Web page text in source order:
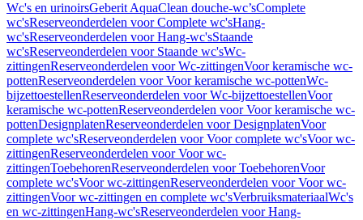
Wc's en urinoirsGeberit AquaClean douche-wc’sComplete
wc'sReserveonderdelen voor Complete wc'sHang-
wc'sReserveonderdelen voor Hang-wc'sStaande
wc'sReserveonderdelen voor Staande wc'sWc-
zittingenReserveonderdelen voor Wc-zittingenVoor keramische wc-
pottenReserveonderdelen voor Voor keramische wc-pottenWc-
bijzettoestellenReserveonderdelen voor Wc-bijzettoestellenVoor
keramische wc-pottenReserveonderdelen voor Voor keramische wc-
pottenDesignplatenReserveonderdelen voor DesignplatenVoor
complete wc'sReserveonderdelen voor Voor complete wc'sVoor wc-
zittingenReserveonderdelen voor Voor wc-
zittingenToebehorenReserveonderdelen voor ToebehorenVoor
complete wc'sVoor wc-zittingenReserveonderdelen voor Voor wc-
zittingenVoor wc-zittingen en complete wc'sVerbruiksmateriaalWc's
en wc-zittingenHang-wc'sReserveonderdelen voor Hang-